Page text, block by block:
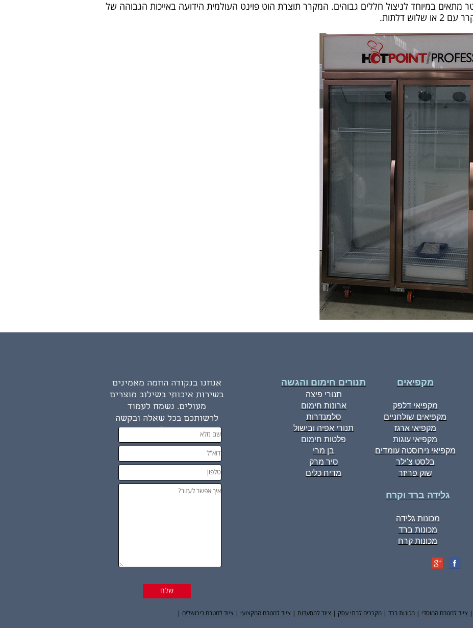
שתיה גבוה במיוחד 2.20 מטר מתאים במיוחד לניצול חללים גבוהים. המקרר תוצרת הוט פוינט העולמית הידועה באייכות הגבוהה של
דלתות.
אנחנו בנקודה החמה מאמינים
בשירות איכותי בשילוב מוצרים
מעולים. נשמח לעמוד
לרשותכם בכל שאלה ובקשה
שיש לכם.
ציוד למטבח המוסדי |מכונות ברד |מקררים לבתי עסק ציוד למסעדות ציוד למטבח המקצועי ציוד למטבח בירושלים
מקפיאים
מקפיאי דלפק
מקפיאים שולחניים
מקפיאי ארגז
מקפיאי עוגות
מקפיאי נירוסטה עומדים
בלסט צ'ילר
שוק פריזר
גלידה ברד וקרח
מכונות גלידה
מכונות ברד
מכונות קרח
תנורים חימום והגשה
תנורי פיצה
ארונות חימום
סלמנדרות
תנורי אפיה ובישול
פלטות חימום
בן מרי
סיר מרק
מדיח כלים